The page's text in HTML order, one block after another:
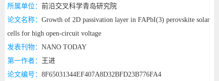
所属单位： 前沿交叉科学青岛研究院
论文名称： Growth of 2D passivation layer in FAPbI(3) perovskite solar
cells for high open-circuit voltage
发表刊物： NANO TODAY
第一作者：
王进
论文编号： 8F65031344EF407A8D32BFD23B776FA4